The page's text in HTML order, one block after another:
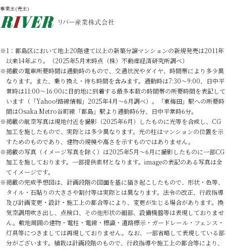
事業主(売主)
1：都島区において地上20階建て以上の新築分譲マンションの新規発売は2011年
以来14年ぶり。（2025年5月末時点（株）不動産経済研究所調べ）
掲載の電車所要時間は通勤時のもので、交通状況やダイヤ、時間帯により多少異
なります。また、乗り換え・待ち時間を含みます。通勤時は7:30～9:00、日中平
常時は11:00～16:00に目的地に到着する最多本数の時間帯の所要時間を表記して
います（「Yahoo!路線情報」2025年4月～6月調べ）。「東梅田」駅への所要時
間はOsaka Metro谷町線「都島」駅より通勤時6分、日中平常時6分。
掲載の航空写真は現地付近を撮影（2025年6月）したものに光等を合成し、CG
加工を施したもので、実際とは多少異なります。光の柱はマンションの位置を示
すためのものであり、建物の規模や高さを示すものではありません。
掲載の写真（イメージ写真を除く）は2025年5月～6月に撮影したものに一部CG
加工を施しております。一部提供素材となります。imageの表記のある写真は全
てイメージです。
掲載の完成予想図は、計画段階の図面を基に描き起こしたもので、形状・色等、
タイル・石貼りの大きさや割付等は実際とは異なります。法令の改正、行政指導
及び計画変更・設計・施工上の都合等により、変更が生じる場合があります。換
気空調用吹き出し、点検口、その他形状の細部、設備機器等は表現しておりませ
ん。敷地周囲の建物・電柱・電線・標識・道路標示・ガードレール・フェンス・
灯具等につきましては再現しておりません。なお、一部省略して表現している部
分がございます。植栽は計画段階のもので、行政指導や施工上の都合等により、